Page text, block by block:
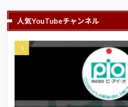
人気YouTubeチャンネル